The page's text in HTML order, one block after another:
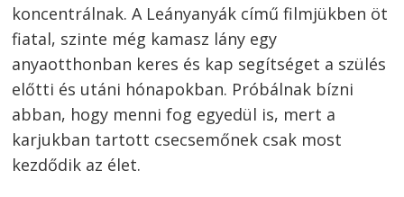
koncentrálnak. A Leányanyák című filmjükben öt
fiatal, szinte még kamasz lány egy
anyaotthonban keres és kap segítséget a szülés
előtti és utáni hónapokban. Próbálnak bízni
abban, hogy menni fog egyedül is, mert a
karjukban tartott csecsemőnek csak most
kezdődik az élet.